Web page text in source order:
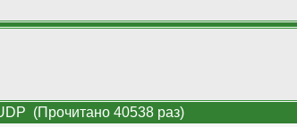
(Прочитано 40538 раз)